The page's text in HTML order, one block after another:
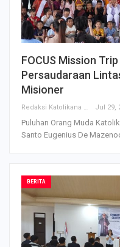
FOCUS Mission
Persaudaraan
Misioner
Jul 29,
Puluhan Orang Muda
Santo Eugenius De
BERITA